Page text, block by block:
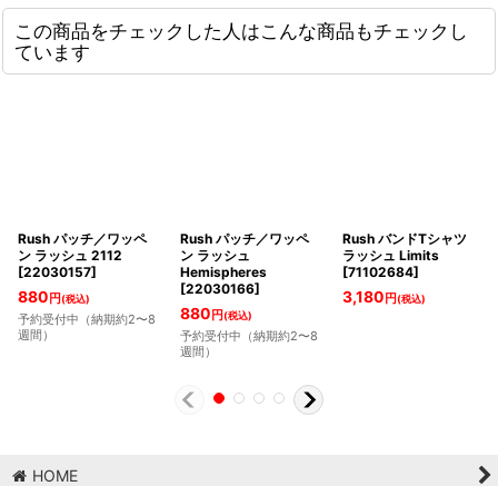
この商品をチェックした人はこんな商品もチェックし
ています
Rush パッチ／ワッペ
ン ラッシュ 2112
[22030157]
880 円(税込)
予約受付中（納期約2〜8
週間）
Rush パッチ／ワッペ
ン ラッシュ
Hemispheres
[22030166]
880 円(税込)
予約受付中（納期約2〜8
週間）
Rush バンドTシャツ
ラッシュ Limits
[71102684]
3,180 円(税込)
HOME